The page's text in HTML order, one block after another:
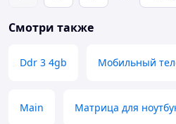
Смотри также
Ddr 3 4gb Мобильный
Main Матрица для